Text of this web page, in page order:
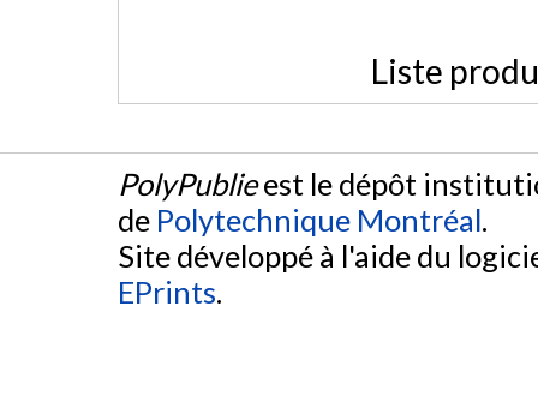
Liste
PolyPublieest le dépôt
de Polytechnique Montréal.
Site développé à l'aide du
EPrints.